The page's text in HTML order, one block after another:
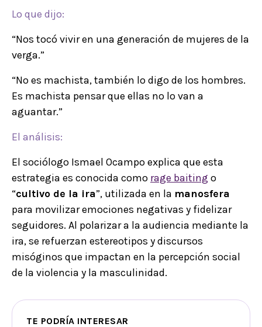
Lo que dijo:
“Nos tocó vivir en una generación de mujeres de la
verga.”
“No es machista, también lo digo de los hombres.
Es machista pensar que ellas no lo van a
aguantar.”
El análisis:
El sociólogo Ismael Ocampo explica que esta
estrategia es conocida como rage baiting o
“cultivo de la ira”, utilizada en la manosfera
para movilizar emociones negativas y fidelizar
seguidores. Al polarizar a la audiencia mediante la
ira, se refuerzan estereotipos y discursos
misóginos que impactan en la percepción social
de la violencia y la masculinidad.
TE PODRÍA INTERESAR